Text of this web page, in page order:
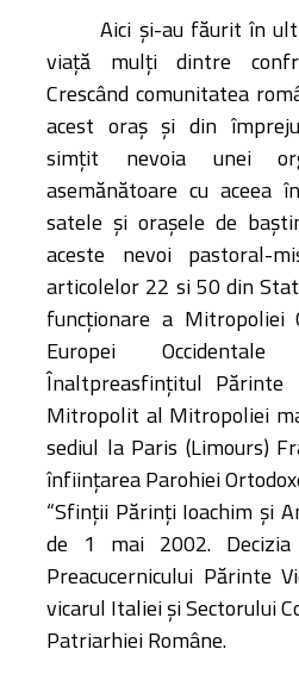
Aici și-au făurit în
viață mulți dintre
Crescând comunitatea
acest oraș și din
simțit nevoia unei
asemănătoare cu aceea
satele și orașele de
aceste nevoi pastoral-
articolelor 22 si 50 din
funcţionare a Mitropoliei
Europei
Înaltpreasfințitul Părinte
Mitropolit al Mitropoliei
sediul la Paris (Limours)
înfiinţarea Parohiei
“Sfinţii Părinţi Ioachim şi
de 1 mai 2002.
Preacucernicului Părinte
vicarul Italiei şi Sectorului
Patriarhiei Române.